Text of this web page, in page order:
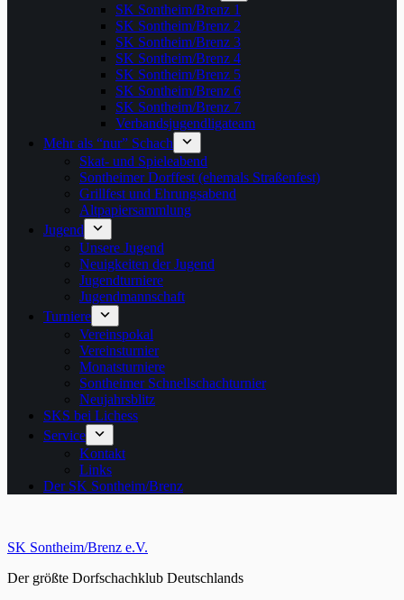
SK Sontheim/Brenz 1
SK Sontheim/Brenz 2
SK Sontheim/Brenz 3
SK Sontheim/Brenz 4
SK Sontheim/Brenz 5
SK Sontheim/Brenz 6
SK Sontheim/Brenz 7
Verbandsjugendligateam
Mehr als “nur” Schach
Skat- und Spieleabend
Sontheimer Dorffest (ehemals Straßenfest)
Grillfest und Ehrungsabend
Altpapiersammlung
Jugend
Unsere Jugend
Neuigkeiten der Jugend
Jugendturniere
Jugendmannschaft
Turniere
Vereinspokal
Vereinsturnier
Monatsturniere
Sontheimer Schnellschachturnier
Neujahrsblitz
SKS bei Lichess
Service
Kontakt
Links
Der SK Sontheim/Brenz
SK Sontheim/Brenz e.V.
Der größte Dorfschachklub Deutschlands